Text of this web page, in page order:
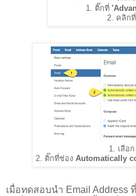
1. ติ๊กที่
2. คลิกที่
1. เลือก
2. ติ๊กที่ช่อง Automatically
เมื่อทดสอบนำ Email Address